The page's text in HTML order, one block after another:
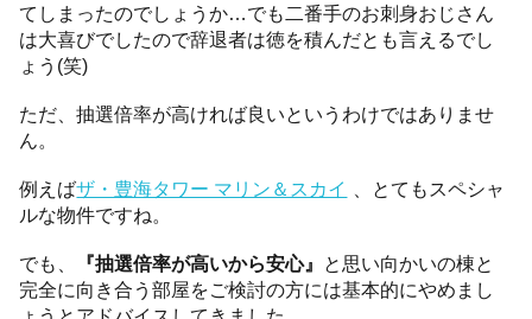
てしまったのでしょうか…でも二番手のお刺身おじさん
は大喜びでしたので辞退者は徳を積んだとも言えるでし
ょう(笑)
ただ、抽選倍率が高ければ良いというわけではありませ
ん。
例えばザ・豊海タワー マリン＆スカイ
、とてもスペシャ
ルな物件ですね。
でも、 『抽選倍率が高いから安心』 と思い向かいの棟と
完全に向き合う部屋をご検討の方には基本的にやめまし